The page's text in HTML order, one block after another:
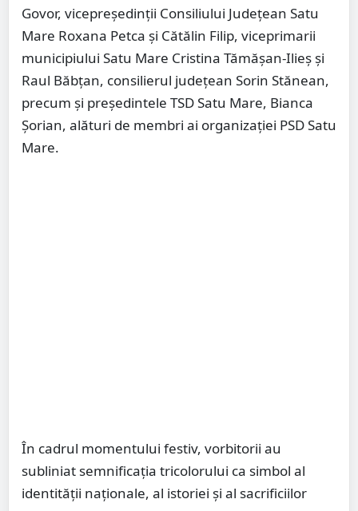
Govor, vicepreședinții Consiliului Județean Satu
Mare Roxana Petca și Cătălin Filip, viceprimarii
municipiului Satu Mare Cristina Tămășan-Ilieș și
Raul Băbțan, consilierul județean Sorin Stănean,
precum și președintele TSD Satu Mare, Bianca
Șorian, alături de membri ai organizației PSD Satu
Mare.
În cadrul momentului festiv, vorbitorii au
subliniat semnificația tricolorului ca simbol al
identității naționale, al istoriei și al sacrificiilor